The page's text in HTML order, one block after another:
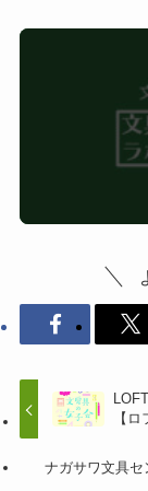
【ロ
ナガサワ文具セ